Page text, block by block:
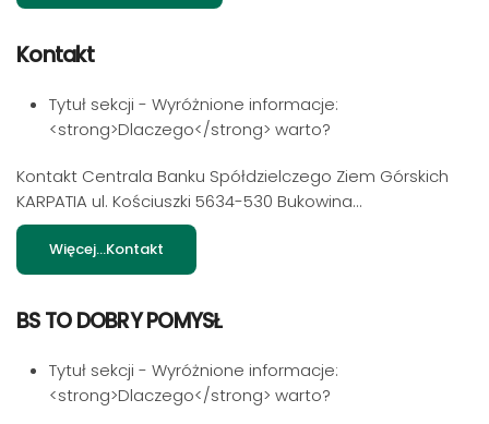
Kontakt
Tytuł sekcji - Wyróżnione informacje:
<strong>Dlaczego</strong> warto?
Kontakt Centrala Banku Spółdzielczego Ziem Górskich
KARPATIA ul. Kościuszki 5634-530 Bukowina...
Więcej…Kontakt
BS TO DOBRY POMYSŁ
Tytuł sekcji - Wyróżnione informacje:
<strong>Dlaczego</strong> warto?